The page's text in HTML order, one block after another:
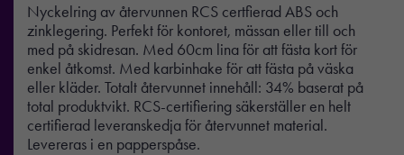
Nyckelring av återvunnen RCS certfierad ABS och
zinklegering. Perfekt för kontoret, mässan eller till och
med på skidresan. Med 60cm lina för att fästa kort för
enkel åtkomst. Med karbinhake för att fästa på väska
eller kläder. Totalt återvunnet innehåll: 34% baserat på
total produktvikt. RCS-certifiering säkerställer en helt
certifierad leveranskedja för återvunnet material.
Levereras i en papperspåse.